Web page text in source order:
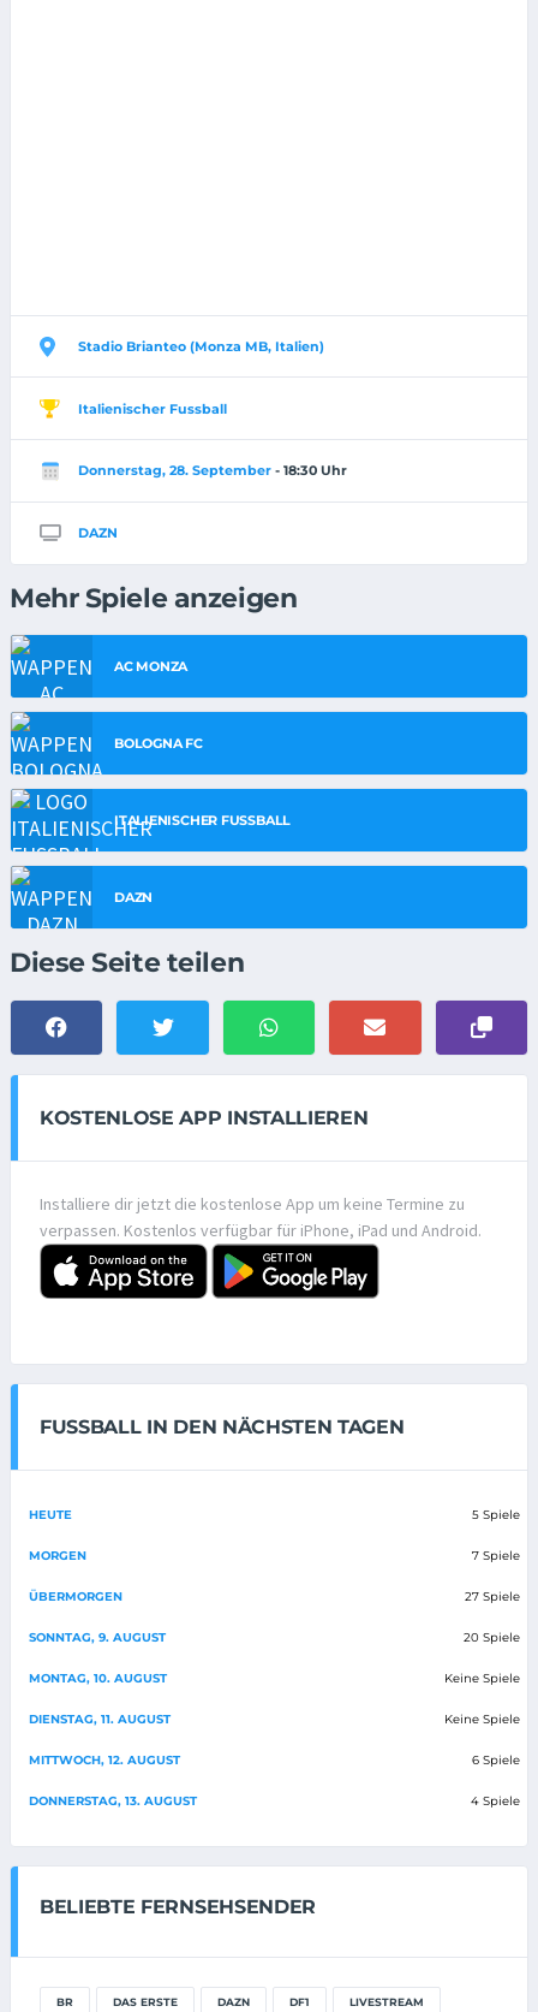
Stadio Brianteo (Monza MB, Italien)
Italienischer Fussball
Donnerstag, 28. September - 18:30 Uhr
DAZN
Mehr Spiele anzeigen
AC MONZA
BOLOGNA FC
ITALIENISCHER FUSSBALL
DAZN
Diese Seite teilen
KOSTENLOSE APP INSTALLIEREN
Installiere dir jetzt die kostenlose App um keine Termine zu
verpassen. Kostenlos verfügbar für iPhone, iPad und Android.
FUSSBALL IN DEN NÄCHSTEN TAGEN
HEUTE 5 Spiele
MORGEN 7 Spiele
ÜBERMORGEN 27 Spiele
SONNTAG, 9. AUGUST 20 Spiele
MONTAG, 10. AUGUST Keine Spiele
DIENSTAG, 11. AUGUST Keine Spiele
MITTWOCH, 12. AUGUST 6 Spiele
DONNERSTAG, 13. AUGUST 4 Spiele
BELIEBTE FERNSEHSENDER
BR DAS ERSTE DAZN DF1 LIVESTREAM